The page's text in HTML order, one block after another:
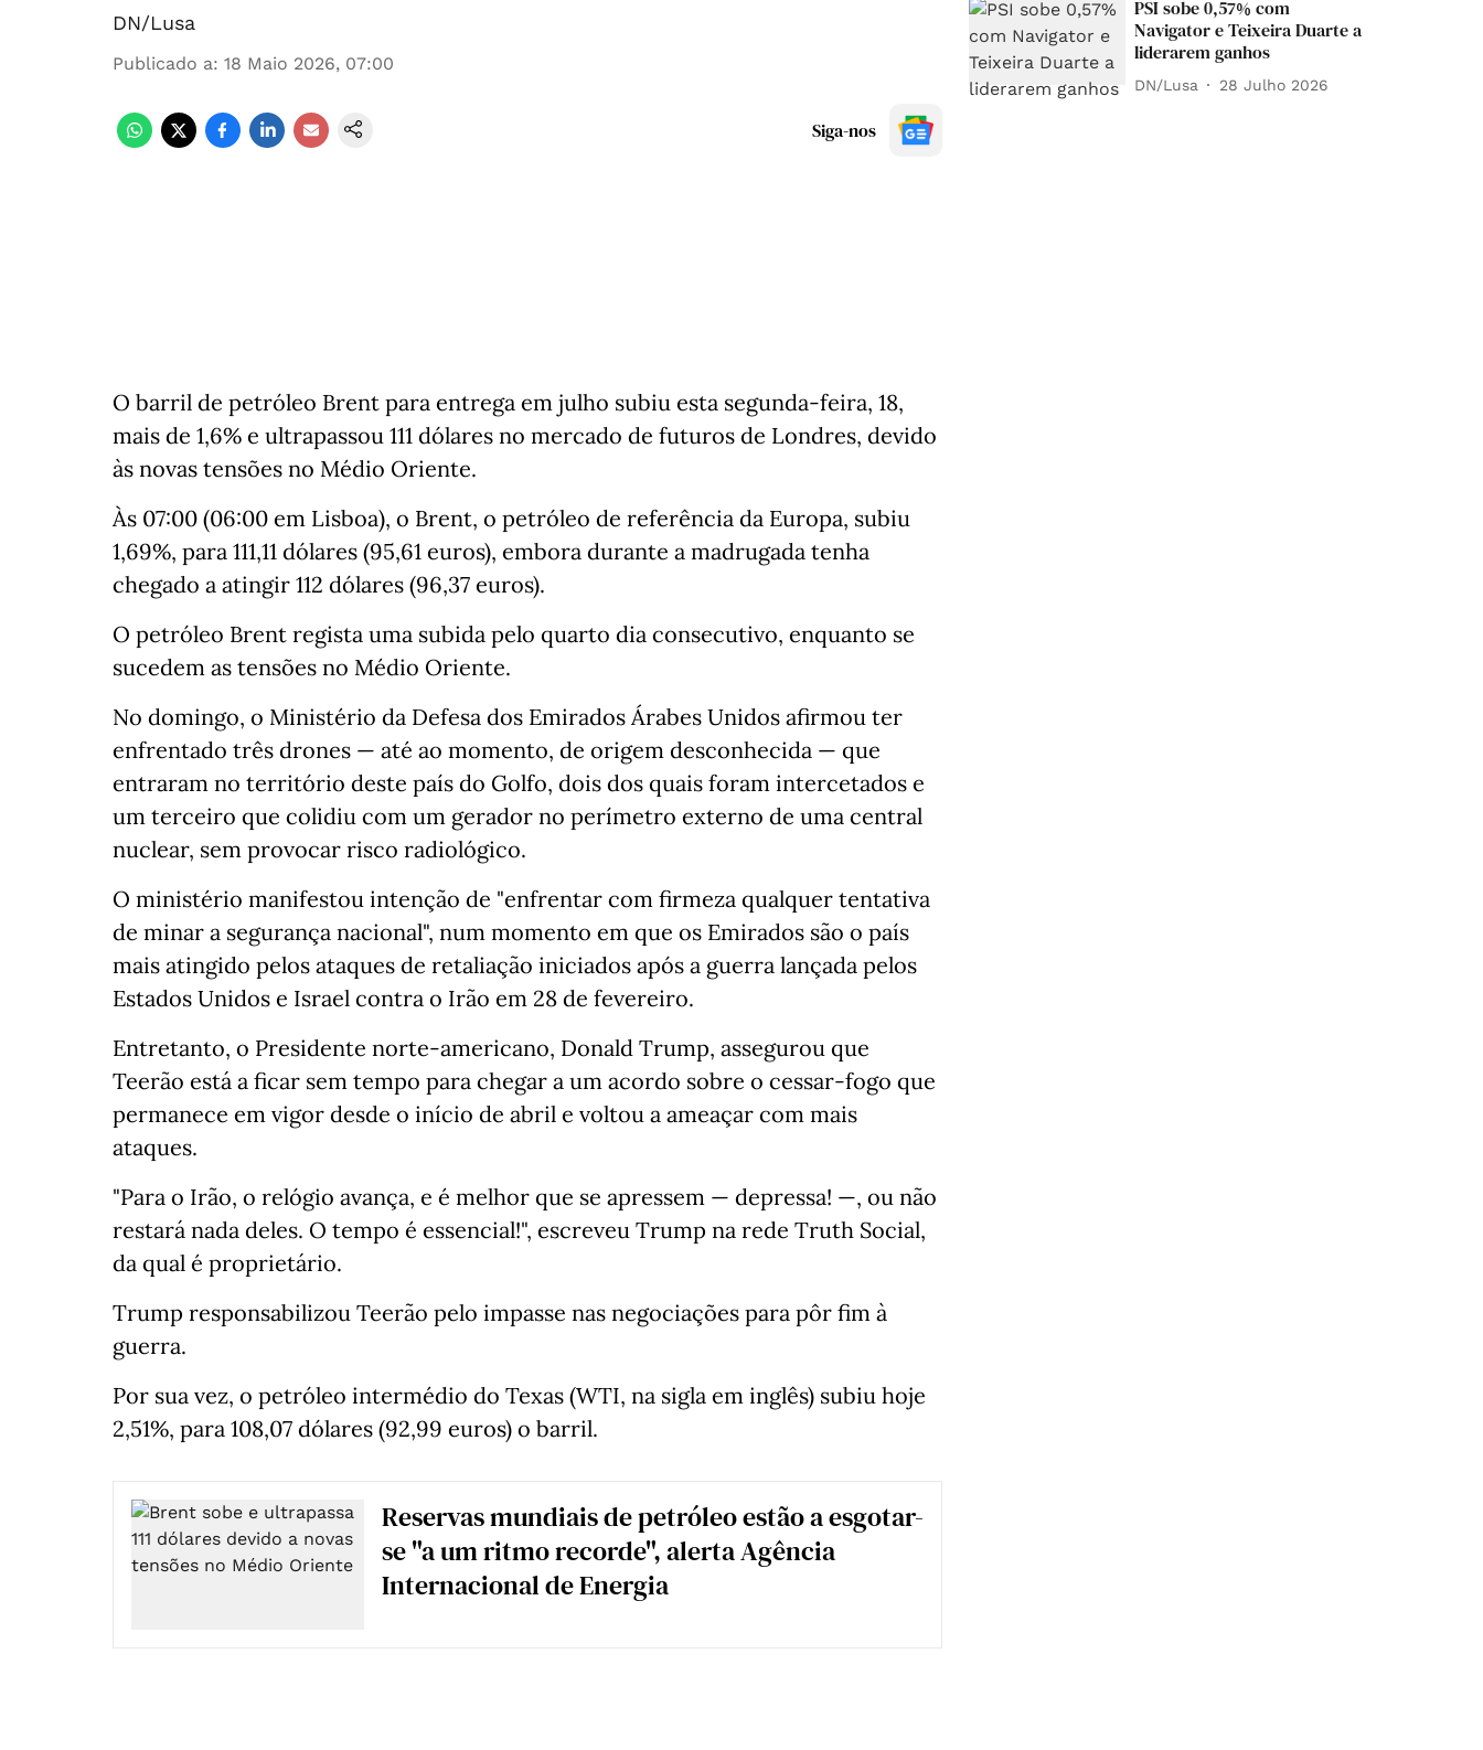
DN/Lusa
Publicado a: 18 Maio 2026, 07:00
Siga-nos
O barril de petróleo Brent para entrega em julho subiu esta segunda-feira, 18,
mais de 1,6% e ultrapassou 111 dólares no mercado de futuros de Londres, devido
às novas tensões no Médio Oriente.
Às 07:00 (06:00 em Lisboa), o Brent, o petróleo de referência da Europa, subiu
1,69%, para 111,11 dólares (95,61 euros), embora durante a madrugada tenha
chegado a atingir 112 dólares (96,37 euros).
O petróleo Brent regista uma subida pelo quarto dia consecutivo, enquanto se
sucedem as tensões no Médio Oriente.
No domingo, o Ministério da Defesa dos Emirados Árabes Unidos afirmou ter
enfrentado três drones — até ao momento, de origem desconhecida — que
entraram no território deste país do Golfo, dois dos quais foram intercetados e
um terceiro que colidiu com um gerador no perímetro externo de uma central
nuclear, sem provocar risco radiológico.
O ministério manifestou intenção de "enfrentar com firmeza qualquer tentativa
de minar a segurança nacional", num momento em que os Emirados são o país
mais atingido pelos ataques de retaliação iniciados após a guerra lançada pelos
Estados Unidos e Israel contra o Irão em 28 de fevereiro.
Entretanto, o Presidente norte-americano, Donald Trump, assegurou que
Teerão está a ficar sem tempo para chegar a um acordo sobre o cessar-fogo que
permanece em vigor desde o início de abril e voltou a ameaçar com mais
ataques.
"Para o Irão, o relógio avança, e é melhor que se apressem — depressa! —, ou não
restará nada deles. O tempo é essencial!", escreveu Trump na rede Truth Social,
da qual é proprietário.
Trump responsabilizou Teerão pelo impasse nas negociações para pôr fim à
guerra.
Por sua vez, o petróleo intermédio do Texas (WTI, na sigla em inglês) subiu hoje
2,51%, para 108,07 dólares (92,99 euros) o barril.
Reservas mundiais de petróleo estão a esgotar-
se "a um ritmo recorde", alerta Agência
Internacional de Energia
PSI sobe 0,57% com
Navigator e Teixeira Duarte a
liderarem ganhos
DN/Lusa 28 Julho 2026